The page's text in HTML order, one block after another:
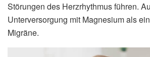
Störungen des Herzrhythmus führen.
Unterversorgung mit Magnesium als
Migräne.